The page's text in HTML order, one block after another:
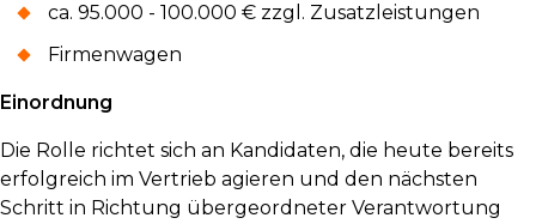
ca. 95.000 - 100.000 € zzgl. Zusatzleistungen
Firmenwagen
Einordnung
Die Rolle richtet sich an Kandidaten, die heute bereits
erfolgreich im Vertrieb agieren und den nächsten
Schritt in Richtung übergeordneter Verantwortung